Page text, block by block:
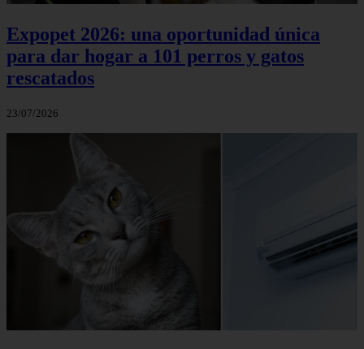
Expopet 2026: una oportunidad única
para dar hogar a 101 perros y gatos
rescatados
23/07/2026